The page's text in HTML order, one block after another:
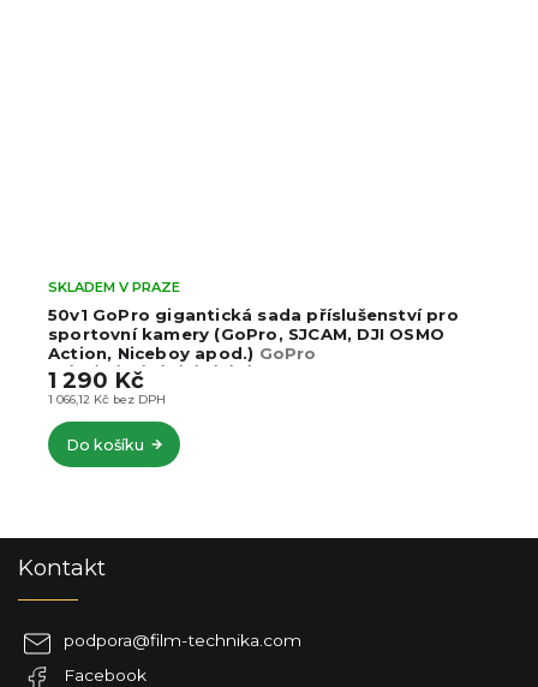
50v1 GoPro gigantická sada příslušenství pro
sportovní kamery (GoPro, SJCAM, DJI OSMO
Action, Niceboy apod.) GoPro
13/12/11/10/9/8/7/6/5/4/3
SKLADEM V PRAZE
1 066,12 Kč bez DPH
1 290 Kč
Do košíku
Kontakt
podpora@film-technika.com
Facebook